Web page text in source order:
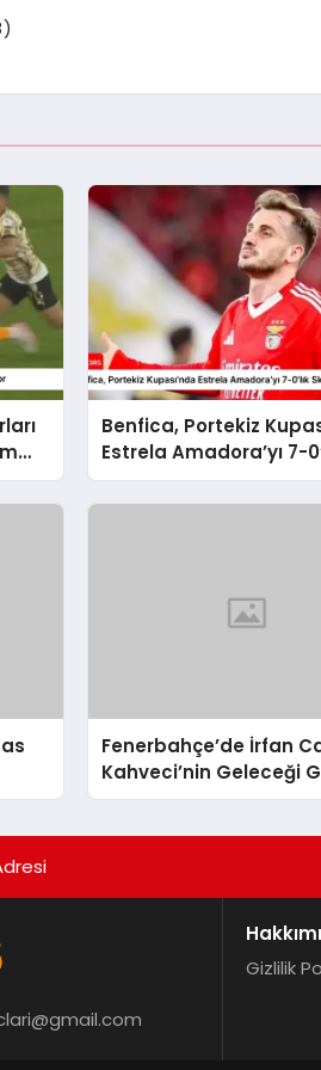
Benfica, Portekiz
Estrela Amadora’yı 7-
Skorla Bozguna Uğrattı
Fenerbahçe’de İrfan
Kahveci’nin Geleceği
Altında
Gizlilik